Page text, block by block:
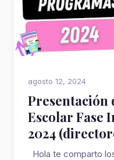
agosto 12, 2024
Presentación
Escolar Fase
2024
Hola te comparto